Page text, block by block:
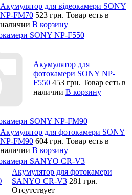
Акумулятор для відеокамери SONY
NP-FM70 523 грн. Товар есть в
наличии В корзину
SONY NP-F550
Акумулятор для
фотокамери SONY NP-
F550 453 грн. Товар есть в
наличии В корзину
SONY NP-FM90
Акумулятор для фотокамери SONY
NP-FM90 604 грн. Товар есть в
наличии В корзину
SANYO CR-V3
Акумулятор для фотокамери
SANYO CR-V3 281 грн.
Отсутствует